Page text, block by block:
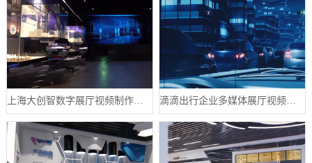
上海大创智数字展厅视频制作案例分享 滴滴出行企业多媒体展厅视频制作案例